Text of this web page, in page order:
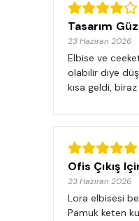
Tasarım
23 Haziran 2026
Elbise ve
olabilir diye
kısa geldi,
Ofis Çıkış
23 Haziran 2026
Lora elbisesi
Pamuk keten